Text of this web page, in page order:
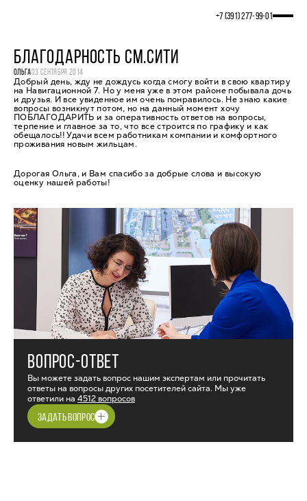
+7 (391) 277‒99‒01
БЛАГОДАРНОСТЬ СМ.СИТИ
ОЛЬГА03 СЕНТЯБРЯ 2014
Добрый день, жду не дождусь когда смогу войти в свою квартиру
на Навигационной 7. Но у меня уже в этом районе побывала дочь
и друзья. И все увиденное им очень понравилось. Не знаю какие
вопросы возникнут потом, но на данный момент хочу
ПОБЛАГОДАРИТЬ и за оперативность ответов на вопросы,
терпение и главное за то, что все строится по графику и как
обещалось!! Удачи всем работникам компании и комфортного
проживания новым жильцам.
Дорогая Ольга, и Вам спасибо за добрые слова и высокую
оценку нашей работы!
ВОПРОС-ОТВЕТ
Вы можете задать вопрос нашим экспертам или прочитать
ответы на вопросы других посетителей сайта. Мы уже
ответили на 4512 вопросов
ЗАДАТЬ ВОПРОС